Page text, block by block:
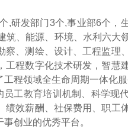
,研发部门3个,事业部6个，
、能源、环境、水利六大
、测绘、设计、工程监理
程数字化技术研发，智慧
程领域全生命周期一体化服
工教育培训机制、科学现
效薪酬、社保费用、职工
创业的优秀平台。